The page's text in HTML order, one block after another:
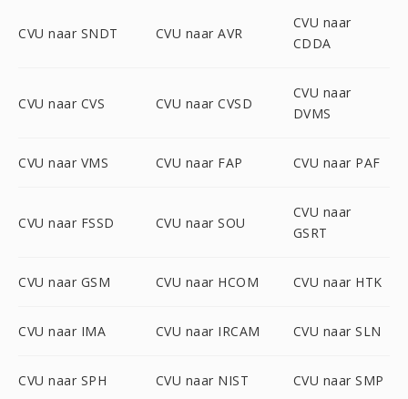
CVU naar SNDT CVU naar AVR
CVU naar
CDDA
CVU naar CVS CVU naar CVSD
CVU naar
DVMS
CVU naar VMS CVU naar FAP CVU naar PAF
CVU naar FSSD CVU naar SOU
CVU naar
GSRT
CVU naar GSM CVU naar HCOM CVU naar HTK
CVU naar IMA CVU naar IRCAM CVU naar SLN
CVU naar SPH CVU naar NIST CVU naar SMP